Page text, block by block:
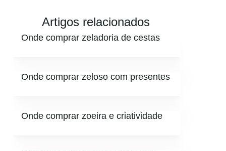
Artigos relacionados
Onde comprar zeladoria de cestas
Onde comprar zeloso com presentes
Onde comprar zoeira e criatividade